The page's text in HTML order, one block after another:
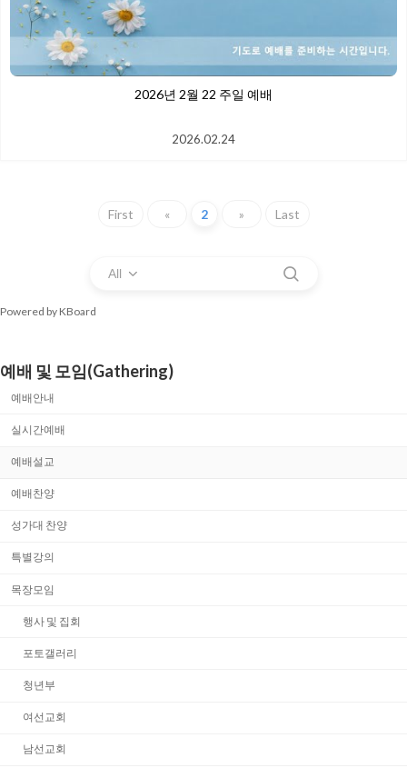
2026년 2월 22 주일 예배
2026.02.24
First « 2 » Last
All
Powered by KBoard
예배 및 모임(Gathering)
예배안내
실시간예배
예배설교
예배찬양
성가대 찬양
특별강의
목장모임
행사 및 집회
포토갤러리
청년부
여선교회
남선교회